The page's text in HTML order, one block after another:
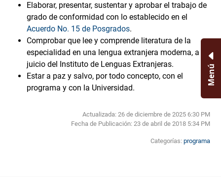
Elaborar, presentar, sustentar y aprobar el trabajo de
grado de conformidad con lo establecido en el
Acuerdo No. 15 de Posgrados.
Comprobar que lee y comprende literatura de la
especialidad en una lengua extranjera moderna, a
juicio del Instituto de Lenguas Extranjeras.
Estar a paz y salvo, por todo concepto, con el
programa y con la Universidad.
Actualizada: 26 de diciembre de 2025 6:30 PM
Fecha de Publicación: 23 de abril de 2018 5:34 PM
Categorías: programa
Menú